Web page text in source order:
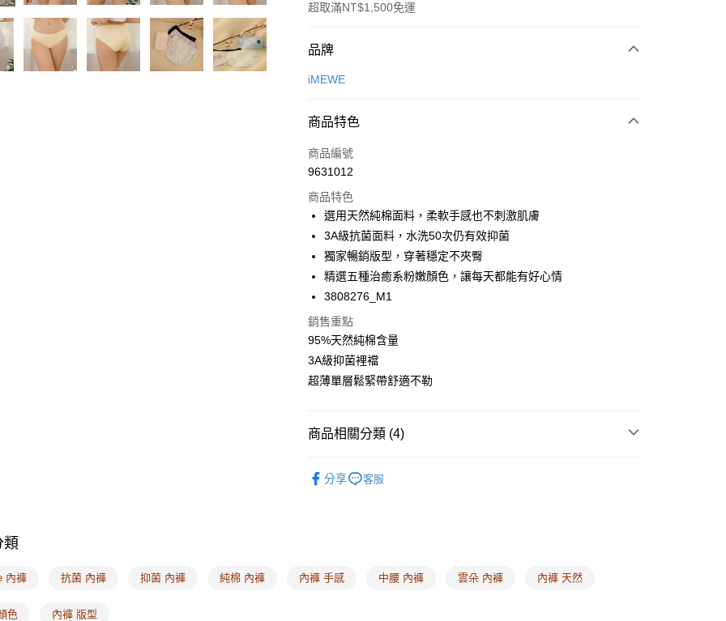
超取滿NT$1,500免運
付款方式
信用卡一次付款
Apple Pay
悠遊付
Google Pay
全支付
AFTEE先享後付
相關說明
【關於「AFTEE先享後付」】
AFTEE先享後付是「在收到商品之後才付款」的支付方式。 讓您購物簡單
便利好安心！
３．安心：先確認商品／服務後，再付款。
１．於結帳方式選擇「AFTEE先享後付」後，將跳轉至「AFTEE先享後
付」結帳頁面，進行簡訊認證並確認金額後，即可完成結帳。
先享後付繳納相關費用。
※ 交易是否成功請以「AFTEE先享後付 」之結帳頁面顯示為準，若有關於
ATM付款
每筆NT$100，滿NT$1,500(含以上)免運費
每筆NT$100，滿NT$1,500(含以上)免運費
品牌
iMEWE
商品特色
商品編號
9631012
商品特色
選用天然純棉面料，柔軟手感也不刺激肌膚
3A級抗菌面料，水洗50次仍有效抑菌
獨家暢銷版型，穿著穩定不夾臀
精選五種治癒系粉嫩顏色，讓每天都能有好心情
3808276_M1
銷售重點
95%天然純棉含量
3A級抑菌裡襠
超薄單層鬆緊帶舒適不勒
商品相關分類 (4)
分享 客服
類
內褲 抗菌 內褲 抑菌 內褲 純棉 內褲 內褲 手感 中腰 內褲 雲朵 內褲 內褲 天然
色 內褲 版型